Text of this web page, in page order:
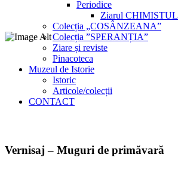
Periodice
Ziarul CHIMISTUL
Colecția „COSÂNZEANA”
Colecția ”SPERANȚIA”
Ziare și reviste
Pinacoteca
Muzeul de Istorie
Istoric
Articole/colecții
CONTACT
Vernisaj – Muguri de primăvară